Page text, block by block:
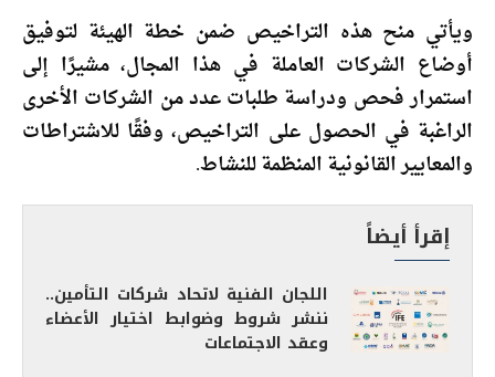
ويأتي منح هذه التراخيص ضمن خطة الهيئة لتوفيق
أوضاع الشركات العاملة في هذا المجال، مشيرًا إلى
استمرار فحص ودراسة طلبات عدد من الشركات الأخرى
الراغبة في الحصول على التراخيص، وفقًا للاشتراطات
والمعايير القانونية المنظمة للنشاط.
إقرأ أيضاً
اللجان الفنية لاتحاد شركات التأمين..
ننشر شروط وضوابط اختيار الأعضاء
وعقد الاجتماعات